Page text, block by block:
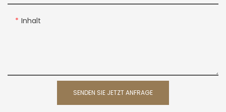
Inhalt
SENDEN SIE JETZT ANFRAGE